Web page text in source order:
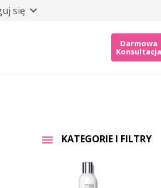
się
Darmowa
Konsultacja
KATEGORIE I FILTRY